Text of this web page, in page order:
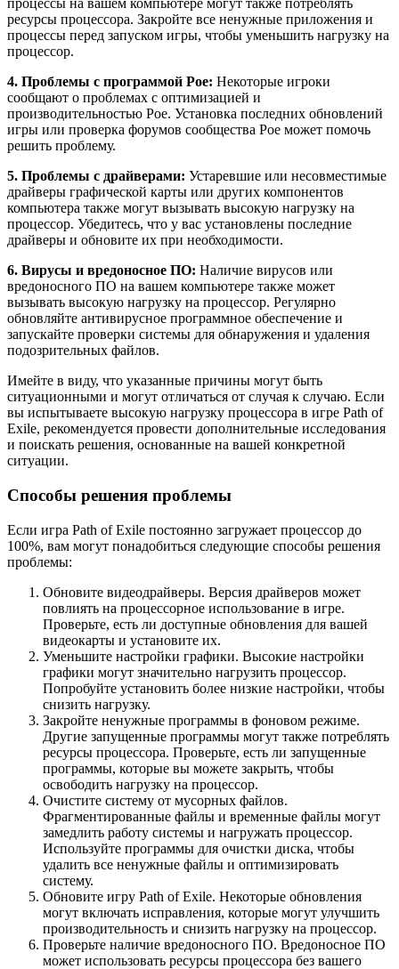
процессы на вашем компьютере могут также потреблять
ресурсы процессора. Закройте все ненужные приложения и
процессы перед запуском игры, чтобы уменьшить нагрузку на
процессор.
4. Проблемы с программой Poe: Некоторые игроки
сообщают о проблемах с оптимизацией и
производительностью Poe. Установка последних обновлений
игры или проверка форумов сообщества Poe может помочь
решить проблему.
5. Проблемы с драйверами: Устаревшие или несовместимые
драйверы графической карты или других компонентов
компьютера также могут вызывать высокую нагрузку на
процессор. Убедитесь, что у вас установлены последние
драйверы и обновите их при необходимости.
6. Вирусы и вредоносное ПО: Наличие вирусов или
вредоносного ПО на вашем компьютере также может
вызывать высокую нагрузку на процессор. Регулярно
обновляйте антивирусное программное обеспечение и
запускайте проверки системы для обнаружения и удаления
подозрительных файлов.
Имейте в виду, что указанные причины могут быть
ситуационными и могут отличаться от случая к случаю. Если
вы испытываете высокую нагрузку процессора в игре Path of
Exile, рекомендуется провести дополнительные исследования
и поискать решения, основанные на вашей конкретной
ситуации.
Способы решения проблемы
Если игра Path of Exile постоянно загружает процессор до
100%, вам могут понадобиться следующие способы решения
проблемы:
Обновите видеодрайверы. Версия драйверов может
повлиять на процессорное использование в игре.
Проверьте, есть ли доступные обновления для вашей
видеокарты и установите их.
Уменьшите настройки графики. Высокие настройки
графики могут значительно нагрузить процессор.
Попробуйте установить более низкие настройки, чтобы
снизить нагрузку.
Закройте ненужные программы в фоновом режиме.
Другие запущенные программы могут также потреблять
ресурсы процессора. Проверьте, есть ли запущенные
программы, которые вы можете закрыть, чтобы
освободить нагрузку на процессор.
Очистите систему от мусорных файлов.
Фрагментированные файлы и временные файлы могут
замедлить работу системы и нагружать процессор.
Используйте программы для очистки диска, чтобы
удалить все ненужные файлы и оптимизировать
систему.
Обновите игру Path of Exile. Некоторые обновления
могут включать исправления, которые могут улучшить
производительность и снизить нагрузку на процессор.
Проверьте наличие вредоносного ПО. Вредоносное ПО
может использовать ресурсы процессора без вашего